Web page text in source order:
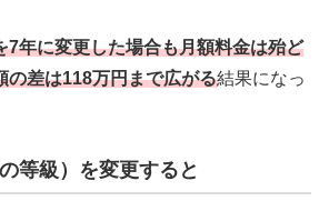
7年に変更した場合も月額料金は殆ど
の差は118万円まで広がる結果になっ
等級）を変更すると